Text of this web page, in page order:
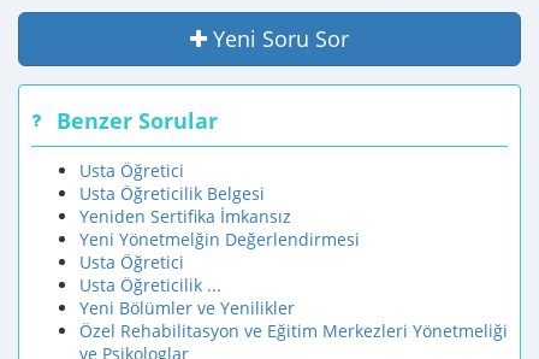
Yeni Soru Sor
Benzer Sorular
Usta Öğretici
Usta Öğreticilik Belgesi
Yeniden Sertifika İmkansız
Yeni Yönetmelğin Değerlendirmesi
Usta Öğretici
Usta Öğreticilik ...
Yeni Bölümler ve Yenilikler
Özel Rehabilitasyon ve Eğitim Merkezleri Yönetmeliği
ve Psikologlar